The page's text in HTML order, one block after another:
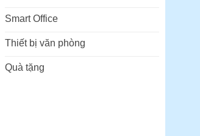
Smart Office
Thiết bị văn phòng
Quà tặng